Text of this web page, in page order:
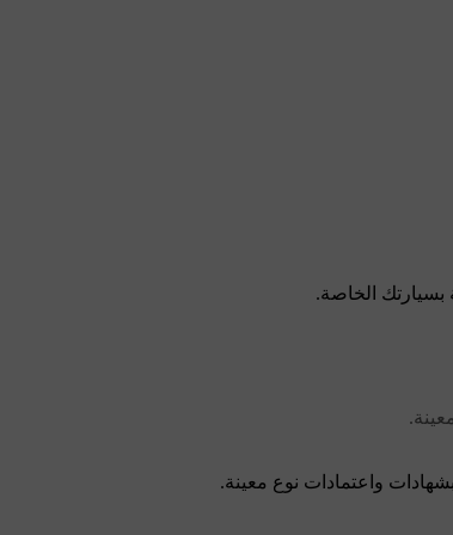
الخاصة.
واعتمادات نوع معينة.